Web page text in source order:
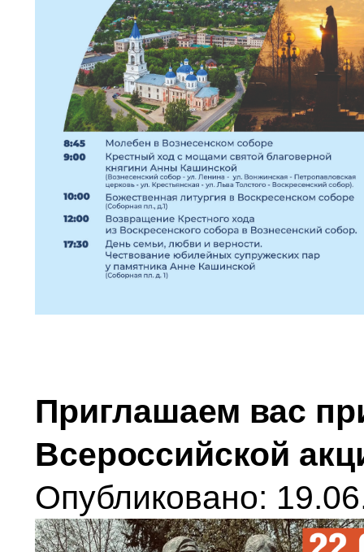
Приглашаем вас
Всероссийской
Опубликовано: